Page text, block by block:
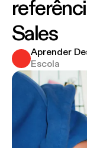
Sales
Aprender
Escola